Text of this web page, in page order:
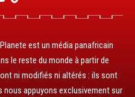
est un média panafricain
le reste du monde à partir de
ni modifiés ni altérés : ils sont
appuyons exclusivement sur